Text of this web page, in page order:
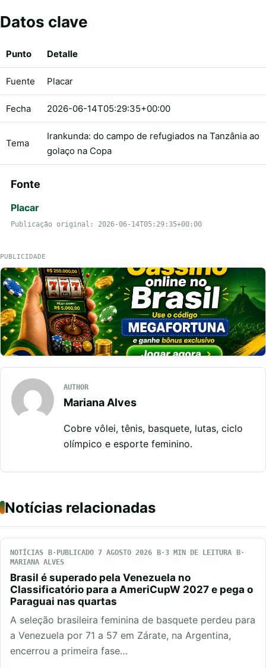
Datos clave
Punto Detalle
Fuente Placar
Fecha 2026-06-14T05:29:35+00:00
Tema
Irankunda: do campo de refugiados na Tanzânia ao
golaço na Copa
Fonte
Placar
Publicação original: 2026-06-14T05:29:35+00:00
PUBLICIDADE
AUTHOR
Mariana Alves
Cobre vôlei, tênis, basquete, lutas, ciclo
olímpico e esporte feminino.
Notícias relacionadas
NOTÍCIAS PUBLICADO 7 AGOSTO 2026
3 MIN DE LEITURA
MARIANA ALVES
Brasil é superado pela Venezuela no
Classificatório para a AmeriCupW 2027 e pega o
Paraguai nas quartas
A seleção brasileira feminina de basquete perdeu para
a Venezuela por 71 a 57 em Zárate, na Argentina,
encerrou a primeira fase…